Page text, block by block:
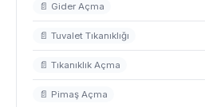
📄 Gider Açma
📄 Tuvalet Tıkanıklığı
📄 Tıkanıklık Açma
📄 Pimaş Açma